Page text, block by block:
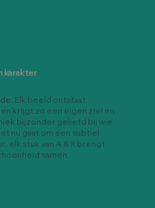
karakter
Elk beeld ontstaat
krijgt zo een eigen ziel en
bijzonder geliefd bij wie
nu gaat om een subtiel
elk stuk van A & R brengt
samen.